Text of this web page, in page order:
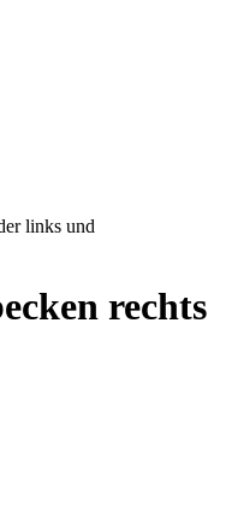
links und
rechts